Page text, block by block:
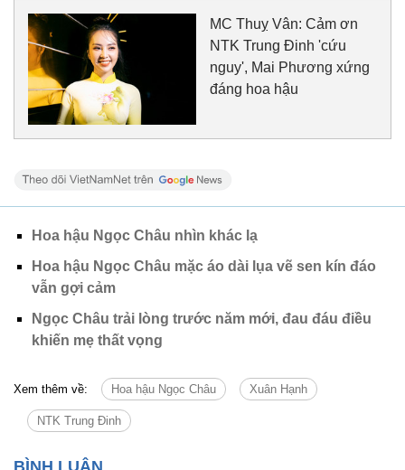
MC Thuỵ Vân: Cảm ơn
NTK Trung Đinh 'cứu
nguy', Mai Phương xứng
đáng hoa hậu
Hoa hậu Ngọc Châu nhìn khác lạ
Hoa hậu Ngọc Châu mặc áo dài lụa vẽ sen kín đáo
vẫn gợi cảm
Ngọc Châu trải lòng trước năm mới, đau đáu điều
khiến mẹ thất vọng
Xem thêm về: Hoa hậu Ngọc Châu Xuân Hạnh
NTK Trung Đinh